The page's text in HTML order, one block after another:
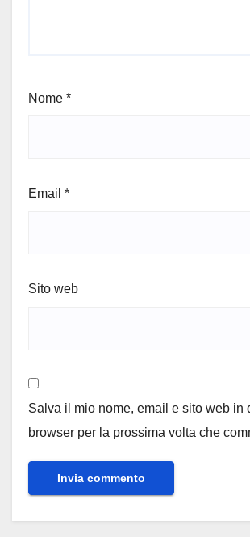
Nome *
Email *
Sito web
Salva il mio nome, email e sito web in
browser per la prossima volta che